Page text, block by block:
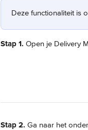
Deze functionaliteit is
Stap 1. Open je Delivery
Stap 2. Ga naar het